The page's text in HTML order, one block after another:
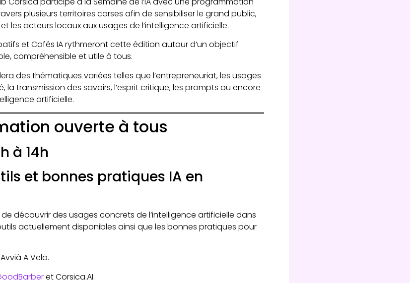
plusieurs territoires corses afin de sensibiliser le grand public,
les acteurs locaux aux usages de l’intelligence artificielle.
et Cafés IA rythmeront cette édition autour d’un objectif
compréhensible et utile à tous.
des thématiques variées telles que l’entrepreneuriat, les usages
la transmission des savoirs, l’esprit critique, les prompts ou encore
artificielle.
ouverte à tous
à 14h
et bonnes pratiques IA en
découvrir des usages concrets de l’intelligence artificielle dans
actuellement disponibles ainsi que les bonnes pratiques pour
A Vela.
etCorsica.AI.